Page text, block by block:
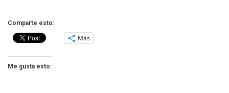
Comparte esto:
Más
Me gusta esto: